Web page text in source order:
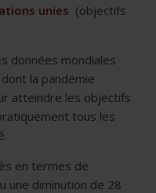
unies (objectifs
données mondiales
la pandémie
atteindre les objectifs
tous les
en termes de
une diminution de 28